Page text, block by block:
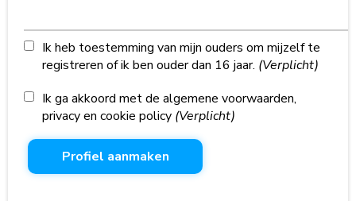
Ik heb toestemming van mijn ouders om mijzelf te
registreren of ik ben ouder dan 16 jaar. (Verplicht)
Ik ga akkoord met de algemene voorwaarden,
privacy en cookie policy (Verplicht)
Profiel aanmaken